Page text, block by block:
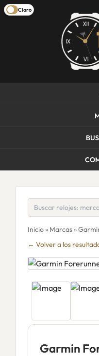
Claro
Inicio» Marcas»
← Volver a los
Garmin